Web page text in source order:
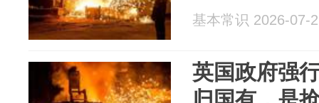
基本常识 2026-07-
英国政府强